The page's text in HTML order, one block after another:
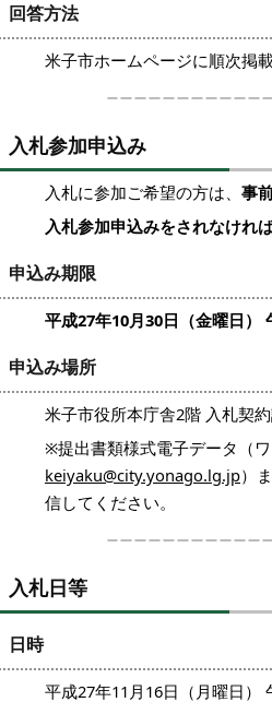
回答方法
米子市ホームページに順次掲載
入札参加申込み
入札に参加ご希望の方は、 事
入札参加申込みをされなけれ
申込み期限
平成27年10月30日（金曜日）
申込み場所
米子市役所本庁舎2階 入札契
※提出書類様式電子データ（
keiyaku@city.yonago.lg.jp）
信してください。
入札日等
日時
平成27年11月16日（月曜日）